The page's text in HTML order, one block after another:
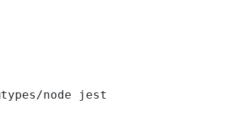
node jest